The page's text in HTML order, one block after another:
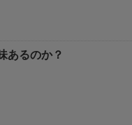
あるのか？